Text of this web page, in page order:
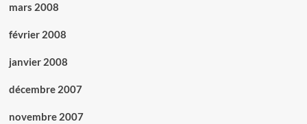
mars 2008
février 2008
janvier 2008
décembre 2007
novembre 2007